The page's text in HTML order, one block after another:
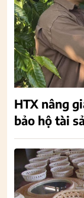
HTX nâng
bảo hộ tài